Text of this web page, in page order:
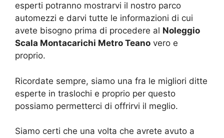
esperti potranno mostrarvi il nostro parco
automezzi e darvi tutte le informazioni di cui
avete bisogno prima di procedere al Noleggio
Scala Montacarichi Metro Teano vero e
proprio.
Ricordate sempre, siamo una fra le migliori ditte
esperte in traslochi e proprio per questo
possiamo permetterci di offrirvi il meglio.
Siamo certi che una volta che avrete avuto a